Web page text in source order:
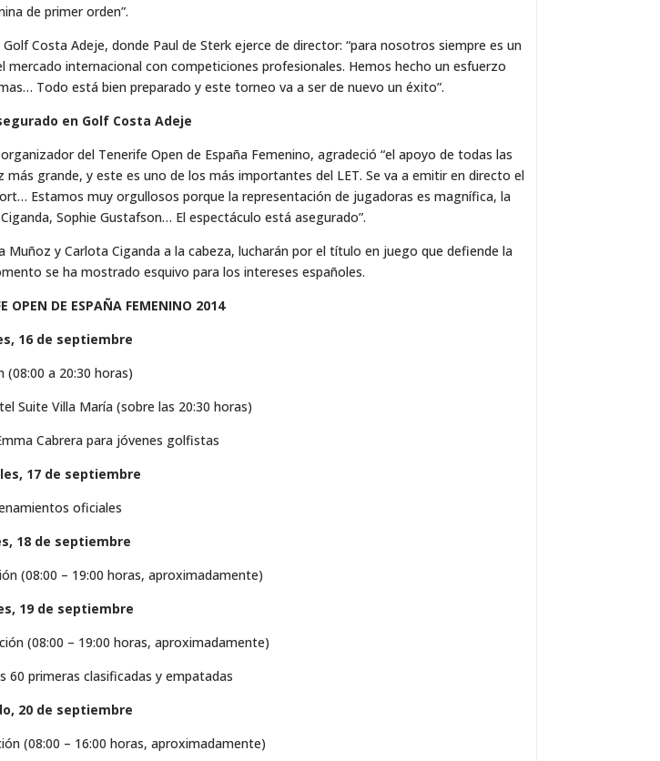
de primer orden”.
Costa Adeje, donde Paul de Sterk ejerce de director: “para nosotros siempre es un
internacional con competiciones profesionales. Hemos hecho un esfuerzo
Todo está bien preparado y este torneo va a ser de nuevo un éxito”.
en Golf Costa Adeje
del Tenerife Open de España Femenino, agradeció “el apoyo de todas las
grande, y este es uno de los más importantes del LET. Se va a emitir en directo el
Estamos muy orgullosos porque la representación de jugadoras es magnífica, la
Sophie Gustafson… El espectáculo está asegurado”.
y Carlota Ciganda a la cabeza, lucharán por el título en juego que defiende la
se ha mostrado esquivo para los intereses españoles.
OPEN DE ESPAÑA FEMENINO 2014
16 de septiembre
(08:00 a 20:30 horas)
Suite Villa María (sobre las 20:30 horas)
Cabrera para jóvenes golfistas
17 de septiembre
oficiales
18 de septiembre
(08:00 – 19:00 horas, aproximadamente)
19 de septiembre
(08:00 – 19:00 horas, aproximadamente)
60 primeras clasificadas y empatadas
20 de septiembre
(08:00 – 16:00 horas, aproximadamente)